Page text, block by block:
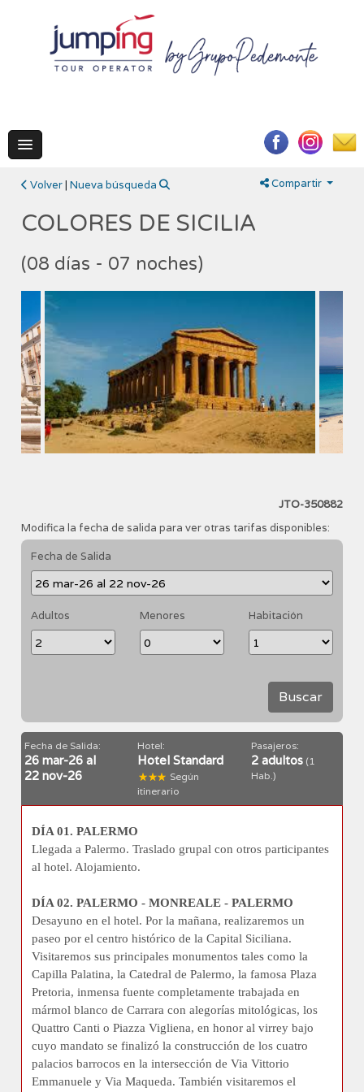
Volver|Nueva búsqueda Compartir
COLORES DE SICILIA
(08 días - 07 noches)
JTO-350882
Modifica la fecha de salida para ver otras tarifas disponibles:
Fecha de Salida
Adultos Menores Habitación
Buscar
Fecha de Salida:
26 mar-26 al
22 nov-26
Hotel:
Hotel Standard
Según
itinerario
Pasajeros:
2 adultos(1
Hab.)
DÍA 01. PALERMO
Llegada a Palermo. Traslado grupal con otros participantes
al hotel. Alojamiento.
DÍA 02. PALERMO - MONREALE - PALERMO
Desayuno en el hotel. Por la mañana, realizaremos un
paseo por el centro histórico de la Capital Siciliana.
Visitaremos sus principales monumentos tales como la
Capilla Palatina, la Catedral de Palermo, la famosa Plaza
Pretoria, inmensa fuente completamente trabajada en
mármol blanco de Carrara con alegorías mitológicas, los
Quattro Canti o Piazza Vigliena, en honor al virrey bajo
cuyo mandato se finalizó la construcción de los cuatro
palacios barrocos en la intersección de Via Vittorio
Emmanuele y Via Maqueda. También visitaremos el